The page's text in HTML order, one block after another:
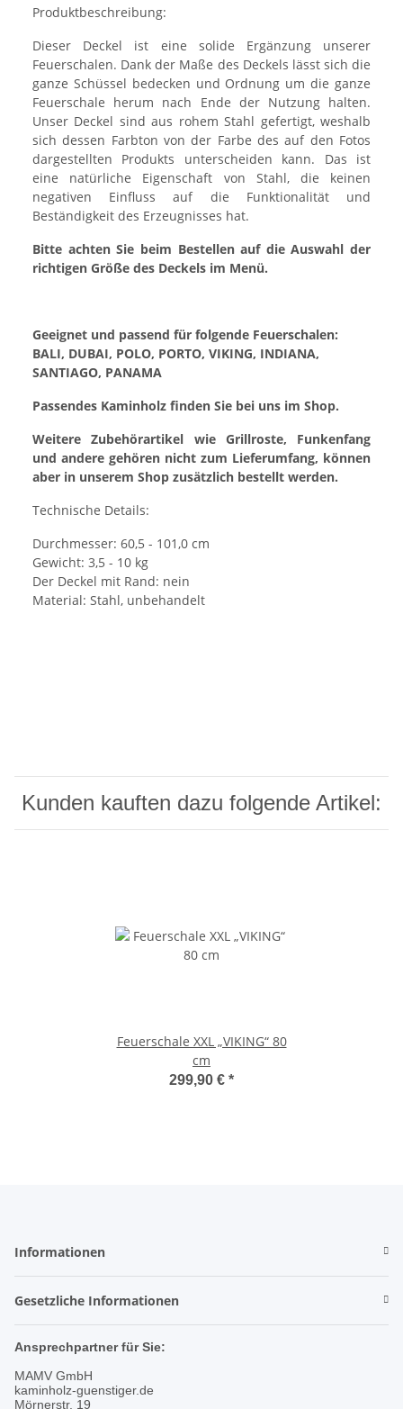
Produktbeschreibung:
Dieser Deckel ist eine solide Ergänzung unserer
Feuerschalen. Dank der Maße des Deckels lässt sich die
ganze Schüssel bedecken und Ordnung um die ganze
Feuerschale herum nach Ende der Nutzung halten.
Unser Deckel sind aus rohem Stahl gefertigt, weshalb
sich dessen Farbton von der Farbe des auf den Fotos
dargestellten Produkts unterscheiden kann. Das ist
eine natürliche Eigenschaft von Stahl, die keinen
negativen Einfluss auf die Funktionalität und
Beständigkeit des Erzeugnisses hat.
Bitte achten Sie beim Bestellen auf die Auswahl der
richtigen Größe des Deckels im Menü.
Geeignet und passend für folgende Feuerschalen:
BALI, DUBAI, POLO, PORTO, VIKING, INDIANA,
SANTIAGO, PANAMA
Passendes Kaminholz finden Sie bei uns im Shop.
Weitere Zubehörartikel wie Grillroste, Funkenfang
und andere gehören nicht zum Lieferumfang, können
aber in unserem Shop zusätzlich bestellt werden.
Technische Details:
Durchmesser: 60,5 - 101,0 cm
Gewicht: 3,5 - 10 kg
Der Deckel mit Rand: nein
Material: Stahl, unbehandelt
Kunden kauften dazu folgende Artikel:
Feuerschale XXL „VIKING“ 80
cm
299,90 € *
Informationen
Gesetzliche Informationen
Ansprechpartner für Sie:
MAMV GmbH
kaminholz-guenstiger.de
Mörnerstr. 19